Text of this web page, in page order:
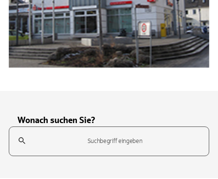
Wonach suchen Sie?
Suchfeld